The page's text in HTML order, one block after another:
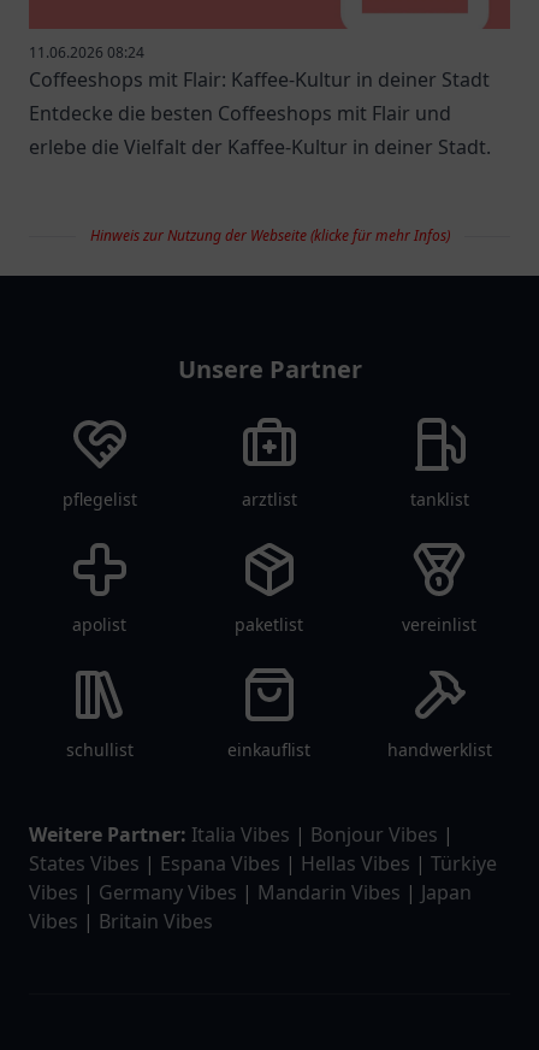
11.06.2026 08:24
Coffeeshops mit Flair: Kaffee-Kultur in deiner Stadt
Entdecke die besten Coffeeshops mit Flair und
erlebe die Vielfalt der Kaffee-Kultur in deiner Stadt.
Hinweis zur Nutzung der Webseite (klicke für mehr Infos)
Unsere Partner
pflegelist arztlist tanklist
apolist paketlist vereinlist
schullist einkauflist handwerklist
Weitere Partner: Italia Vibes | Bonjour Vibes |
States Vibes | Espana Vibes | Hellas Vibes | Türkiye
Vibes | Germany Vibes | Mandarin Vibes | Japan
Vibes | Britain Vibes